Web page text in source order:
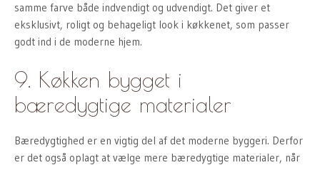
samme farve både indvendigt og udvendigt. Det giver et
eksklusivt, roligt og behageligt look i køkkenet, som passer
godt ind i de moderne hjem.
9. Køkken bygget i
bæredygtige materialer
Bæredygtighed er en vigtig del af det moderne byggeri. Derfor
er det også oplagt at vælge mere bæredygtige materialer, når